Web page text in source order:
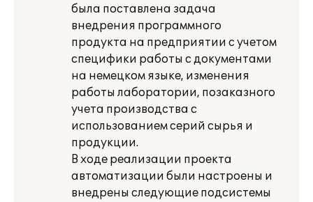
была поставлена задача
внедрения программного
продукта на предприятии с учетом
специфики работы с документами
на немецком языке, изменения
работы лаборатории, позаказного
учета производства с
использованием серий сырья и
продукции.
В ходе реализации проекта
автоматизации были настроены и
внедрены следующие подсистемы